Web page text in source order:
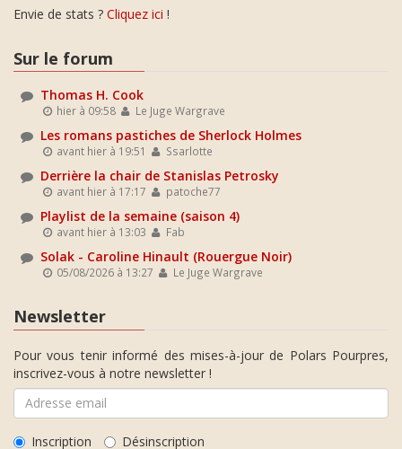
Envie de stats ? Cliquez ici !
Sur le forum
Thomas H. Cook
hier à 09:58 Le Juge Wargrave
Les romans pastiches de Sherlock Holmes
avant hier à 19:51 Ssarlotte
Derrière la chair de Stanislas Petrosky
avant hier à 17:17 patoche77
Playlist de la semaine (saison 4)
avant hier à 13:03 Fab
Solak - Caroline Hinault (Rouergue Noir)
05/08/2026 à 13:27 Le Juge Wargrave
Newsletter
Pour vous tenir informé des mises-à-jour de Polars Pourpres,
inscrivez-vous à notre newsletter !
Inscription Désinscription